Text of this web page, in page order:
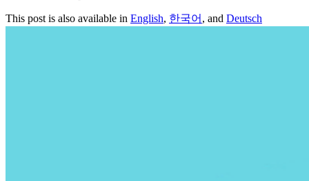
This post is also available in English, 한국어 , and Deutsch